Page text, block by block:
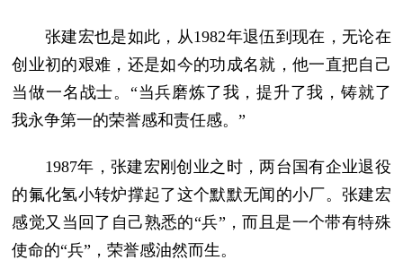
张建宏也是如此，从1982年退伍到现在，无论在
创业初的艰难，还是如今的功成名就，他一直把自己
当做一名战士。“当兵磨炼了我，提升了我，铸就了
我永争第一的荣誉感和责任感。”
1987年，张建宏刚创业之时，两台国有企业退役
的氟化氢小转炉撑起了这个默默无闻的小厂。张建宏
感觉又当回了自己熟悉的“兵”，而且是一个带有特殊
使命的“兵”，荣誉感油然而生。